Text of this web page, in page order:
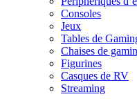
Consoles
Jeux
Tables de
Chaises de
Figurines
Casques de RV
Streaming